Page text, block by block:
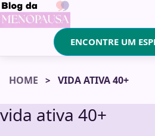
ENCONTRE UM
HOME VIDA ATIVA 40+
vida ativa 40+